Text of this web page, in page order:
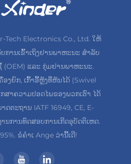
Tech Electronics Co., Ltd. ໃຫ້
ການເຂົ້າເຖິງຢານພາຫະນະ ສຳລັບ
(OEM) ແລະ ກຸ່ມຢານພາຫະນະ.
ອງຍົກ, ເກົ້າອີ້ຫຼັງທີ່ຫັນໄດ້ (Swivel
ສາຄວາມປອດໄພຂອງພວກເຮົາ ໄດ້
ຕະຖານ IATF 16949, CE, E-
ນການທົດສອບການເກີດອຸບັດຕິເຫດ.
ຂໍຄຳເ Ange ວ່ານີ້ເດີ!